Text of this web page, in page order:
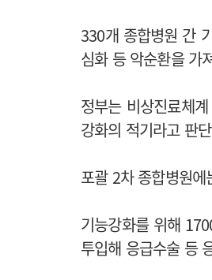
330개 종합병원 간
심화 등 악순환을 가
정부는 비상진료체
강화의 적기라고 판
포괄 2차 종합병원
기능강화를 위해
투입해 응급수술 등